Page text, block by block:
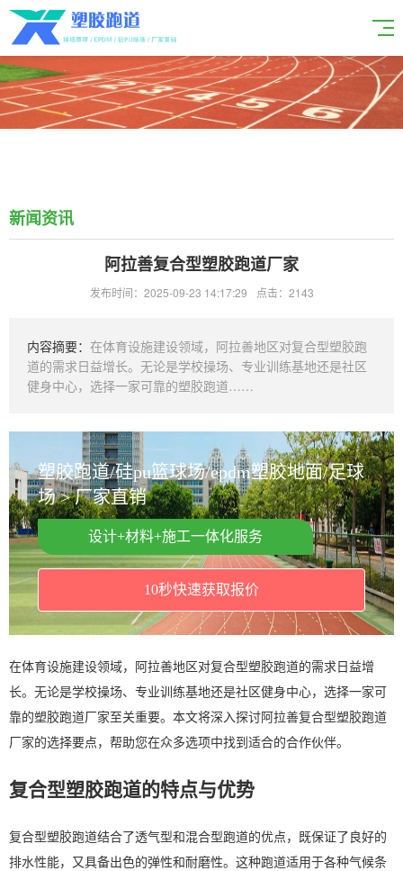
新闻资讯
阿拉善复合型塑胶跑道厂家
发布时间：2025-09-23 14:17:29 点击：2143
内容摘要： 在体育设施建设领域，阿拉善地区对复合型塑胶跑
道的需求日益增长。无论是学校操场、专业训练基地还是社区
健身中心，选择一家可靠的塑胶跑道……
塑胶跑道/硅pu篮球场/epdm塑胶地面/足球
场 > 厂家直销
设计+材料+施工一体化服务
10秒快速获取报价
在体育设施建设领域，阿拉善地区对复合型塑胶跑道的需求日益增
长。无论是学校操场、专业训练基地还是社区健身中心，选择一家可
靠的塑胶跑道厂家至关重要。本文将深入探讨阿拉善复合型塑胶跑道
厂家的选择要点，帮助您在众多选项中找到适合的合作伙伴。
复合型塑胶跑道的特点与优势
复合型塑胶跑道结合了透气型和混合型跑道的优点，既保证了良好的
排水性能，又具备出色的弹性和耐磨性。这种跑道适用于各种气候条